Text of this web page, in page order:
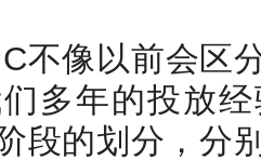
不像以前会区
多年的投放
段的划分，分